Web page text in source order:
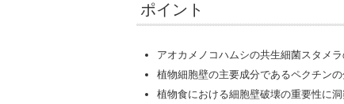
ポイント
アオカメノコハムシの共生細菌スタメ
植物細胞壁の主要成分であるペクチン
植物食における細胞壁破壊の重要性に